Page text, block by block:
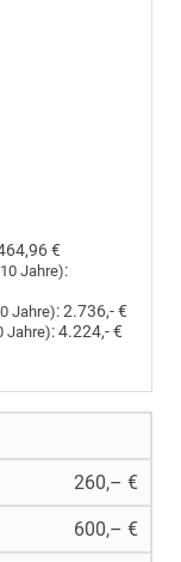
€
Jahre):
Jahre):2.736,- €
Jahre):4.224,- €
260,– €
600,– €